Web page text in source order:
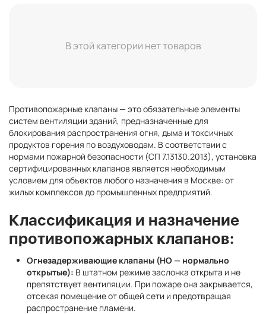
В этой категории нет товаров
Противопожарные клапаны — это обязательные элементы
систем вентиляции зданий, предназначенные для
блокирования распространения огня, дыма и токсичных
продуктов горения по воздуховодам. В соответствии с
нормами пожарной безопасности (СП 7.13130.2013), установка
сертифицированных клапанов является необходимым
условием для объектов любого назначения в Москве: от
жилых комплексов до промышленных предприятий.
Классификация и назначение
противопожарных клапанов:
Огнезадерживающие клапаны (НО — нормально
открытые): В штатном режиме заслонка открыта и не
препятствует вентиляции. При пожаре она закрывается,
отсекая помещение от общей сети и предотвращая
распространение пламени.